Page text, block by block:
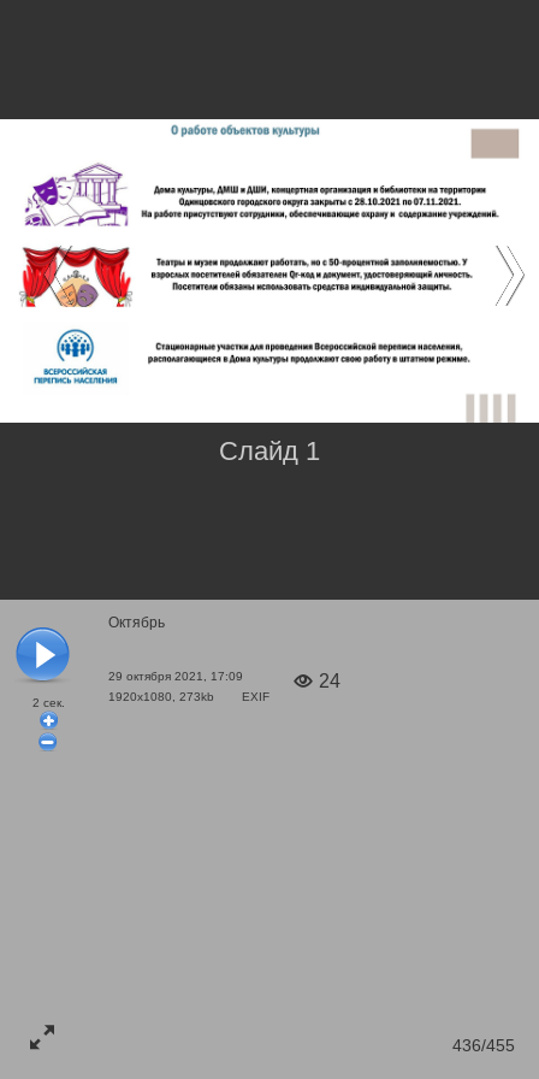
2 сек.
Октябрь
29 октября 2021, 17:09
1920x1080, 273kb
EXIF
24
436/455
Слайд 1